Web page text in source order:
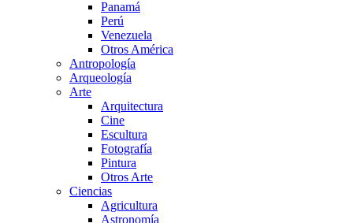
Panamá
Perú
Venezuela
Otros América
Antropología
Arqueología
Arte
Arquitectura
Cine
Escultura
Fotografía
Pintura
Otros Arte
Ciencias
Agricultura
Astronomía